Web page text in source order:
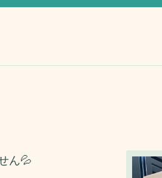
ん💦